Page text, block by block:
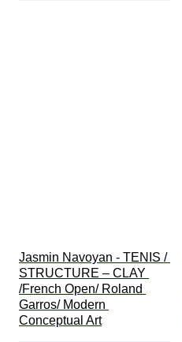
Jasmin Navoyan - TENIS /
STRUCTURE – CLAY
/French Open/ Roland
Garros/ Modern
Conceptual Art